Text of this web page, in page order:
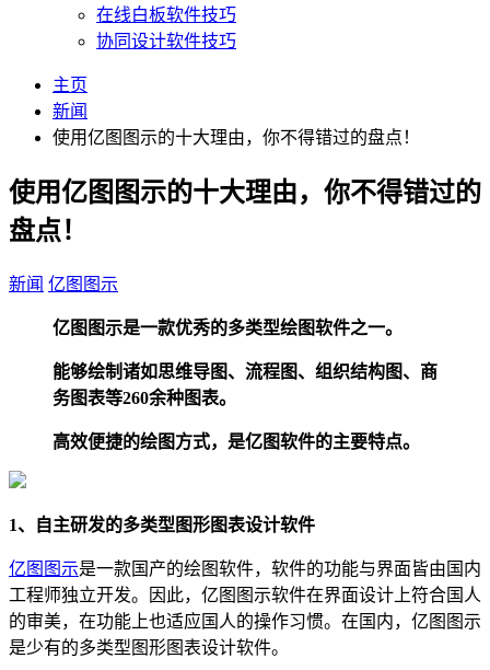
在线白板软件技巧
协同设计软件技巧
主页
新闻
使用亿图图示的十大理由，你不得错过的盘点！
使用亿图图示的十大理由，你不得错过的
盘点！
新闻 亿图图示
亿图图示是一款优秀的多类型绘图软件之一。
能够绘制诸如思维导图、流程图、组织结构图、商
务图表等260余种图表。
高效便捷的绘图方式，是亿图软件的主要特点。
1、自主研发的多类型图形图表设计软件
亿图图示是一款国产的绘图软件，软件的功能与界面皆由国内
工程师独立开发。因此，亿图图示软件在界面设计上符合国人
的审美，在功能上也适应国人的操作习惯。在国内，亿图图示
是少有的多类型图形图表设计软件。